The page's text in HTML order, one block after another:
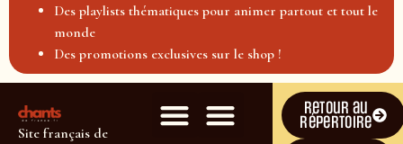
Des playlists thématiques pour animer partout et tout le
monde
Des promotions exclusives sur le shop !
Site français de
Retour au
répertoire